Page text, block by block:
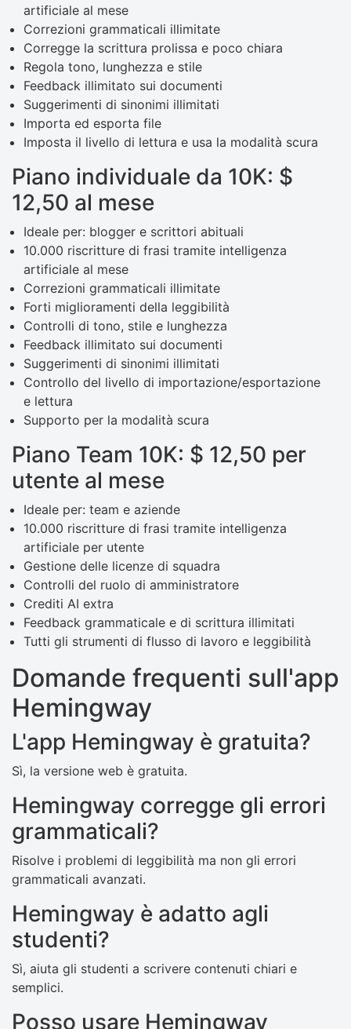
artificiale al mese
Correzioni grammaticali illimitate
Corregge la scrittura prolissa e poco chiara
Regola tono, lunghezza e stile
Feedback illimitato sui documenti
Suggerimenti di sinonimi illimitati
Importa ed esporta file
Imposta il livello di lettura e usa la modalità scura
Piano individuale da 10K: $
12,50 al mese
Ideale per: blogger e scrittori abituali
10.000 riscritture di frasi tramite intelligenza
artificiale al mese
Correzioni grammaticali illimitate
Forti miglioramenti della leggibilità
Controlli di tono, stile e lunghezza
Feedback illimitato sui documenti
Suggerimenti di sinonimi illimitati
Controllo del livello di importazione/esportazione
e lettura
Supporto per la modalità scura
Piano Team 10K: $ 12,50 per
utente al mese
Ideale per: team e aziende
10.000 riscritture di frasi tramite intelligenza
artificiale per utente
Gestione delle licenze di squadra
Controlli del ruolo di amministratore
Crediti AI extra
Feedback grammaticale e di scrittura illimitati
Tutti gli strumenti di flusso di lavoro e leggibilità
Domande frequenti sull'app
Hemingway
L'app Hemingway è gratuita?
Sì, la versione web è gratuita.
Hemingway corregge gli errori
grammaticali?
Risolve i problemi di leggibilità ma non gli errori
grammaticali avanzati.
Hemingway è adatto agli
studenti?
Sì, aiuta gli studenti a scrivere contenuti chiari e
semplici.
Posso usare Hemingway